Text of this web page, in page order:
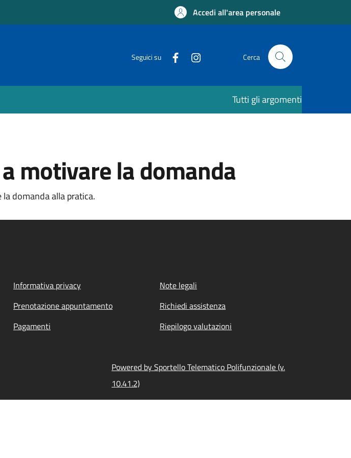
Accedi all'area personale
Seguici su Cerca
Tutti gli argomenti
motivare la domanda
domanda alla pratica.
Informativa privacy
Note legali
Prenotazione appuntamento
Richiedi assistenza
Pagamenti
Riepilogo valutazioni
Powered by Sportello Telematico Polifunzionale (v.
10.41.2)